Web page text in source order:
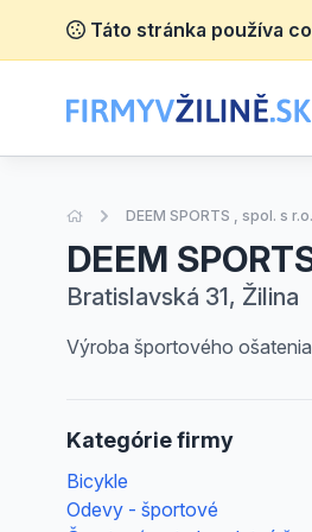
Táto stránka používa
Úvodná stránka
DEEM SPORTS , spol. s r.o.
DEEM
Bratislavská 31, Žilina
Výroba športového
Kategórie firmy
Bicykle
Odevy - športové